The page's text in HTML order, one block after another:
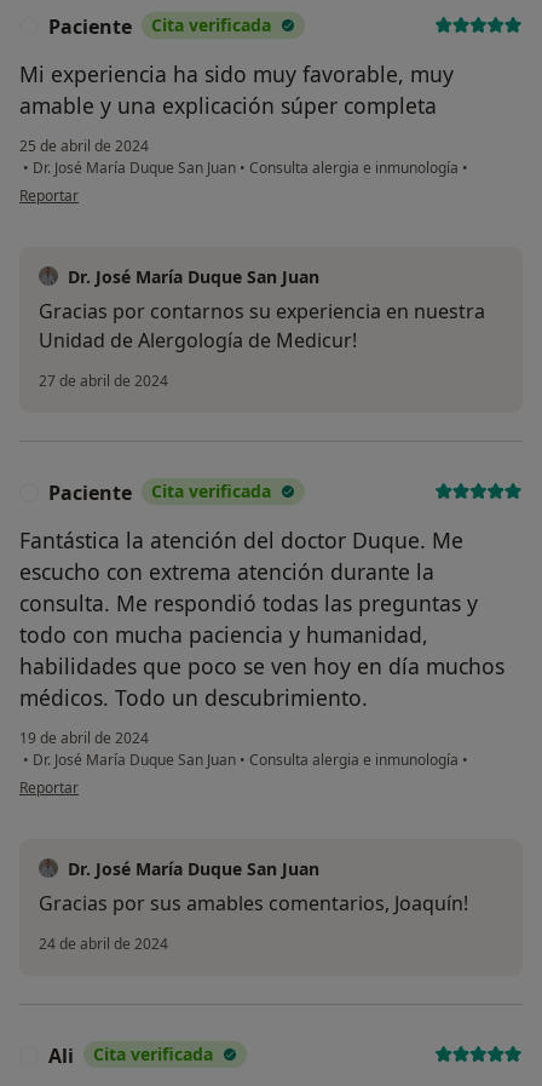
Paciente Cita verificada
Mi experiencia ha sido muy favorable, muy
amable y una explicación súper completa
25 de abril de 2024
• Dr. José María Duque San Juan • Consulta alergia e inmunología •
en opinión del usuario Paciente
Reportar
Dr. José María Duque San Juan
Gracias por contarnos su experiencia en nuestra
Unidad de Alergología de Medicur!
27 de abril de 2024
Paciente Cita verificada
Fantástica la atención del doctor Duque. Me
escucho con extrema atención durante la
consulta. Me respondió todas las preguntas y
todo con mucha paciencia y humanidad,
habilidades que poco se ven hoy en día muchos
médicos. Todo un descubrimiento.
19 de abril de 2024
• Dr. José María Duque San Juan • Consulta alergia e inmunología •
en opinión del usuario Paciente
Reportar
Dr. José María Duque San Juan
Gracias por sus amables comentarios, Joaquín!
24 de abril de 2024
Ali Cita verificada